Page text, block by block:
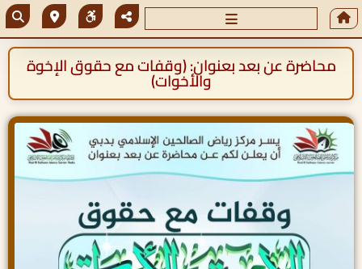
محاضرة عن بعد بعنوان: (وقفات مع حقوق الإخوة
والأخوات)